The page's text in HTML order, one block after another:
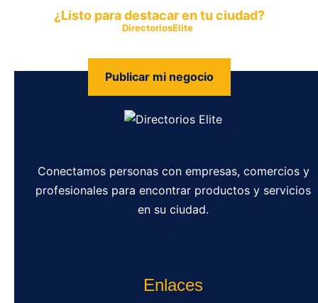
¿Listo para destacar en tu ciudad?
DirectoriosElite
Publicar mi negocio
Conectamos personas con empresas, comercios y
profesionales para encontrar productos y servicios
en su ciudad.
Enlaces